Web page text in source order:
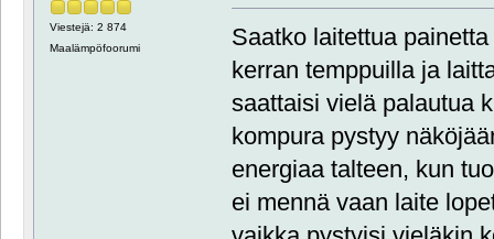
Viestejä: 2 874
Maalämpöfoorumi
Saatko laitettua
kerran temppuilla ja
saattaisi vielä palautua
kompura pystyy
energiaa talteen, kun
ei mennä vaan laite